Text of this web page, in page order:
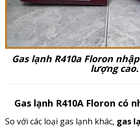
Gas lạnh R410a Floron
lượng cao.
Gas lạnh R410A Floron có
So với các loại gas lạnh khác, gas